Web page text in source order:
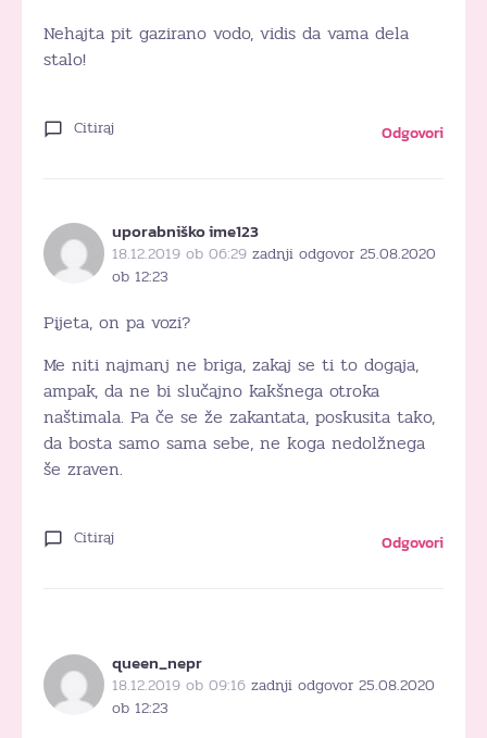
Nehajta pit gazirano vodo, vidis da vama dela
stalo!
Citiraj Odgovori
uporabniško ime123
18.12.2019 ob 06:29 zadnji odgovor 25.08.2020
ob 12:23
Pijeta, on pa vozi?
Me niti najmanj ne briga, zakaj se ti to dogaja,
ampak, da ne bi slučajno kakšnega otroka
naštimala. Pa če se že zakantata, poskusita tako,
da bosta samo sama sebe, ne koga nedolžnega
še zraven.
Citiraj Odgovori
queen_nepr
18.12.2019 ob 09:16 zadnji odgovor 25.08.2020
ob 12:23